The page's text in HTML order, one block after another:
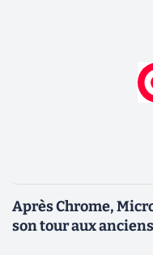
Après Chrome,
son tour aux